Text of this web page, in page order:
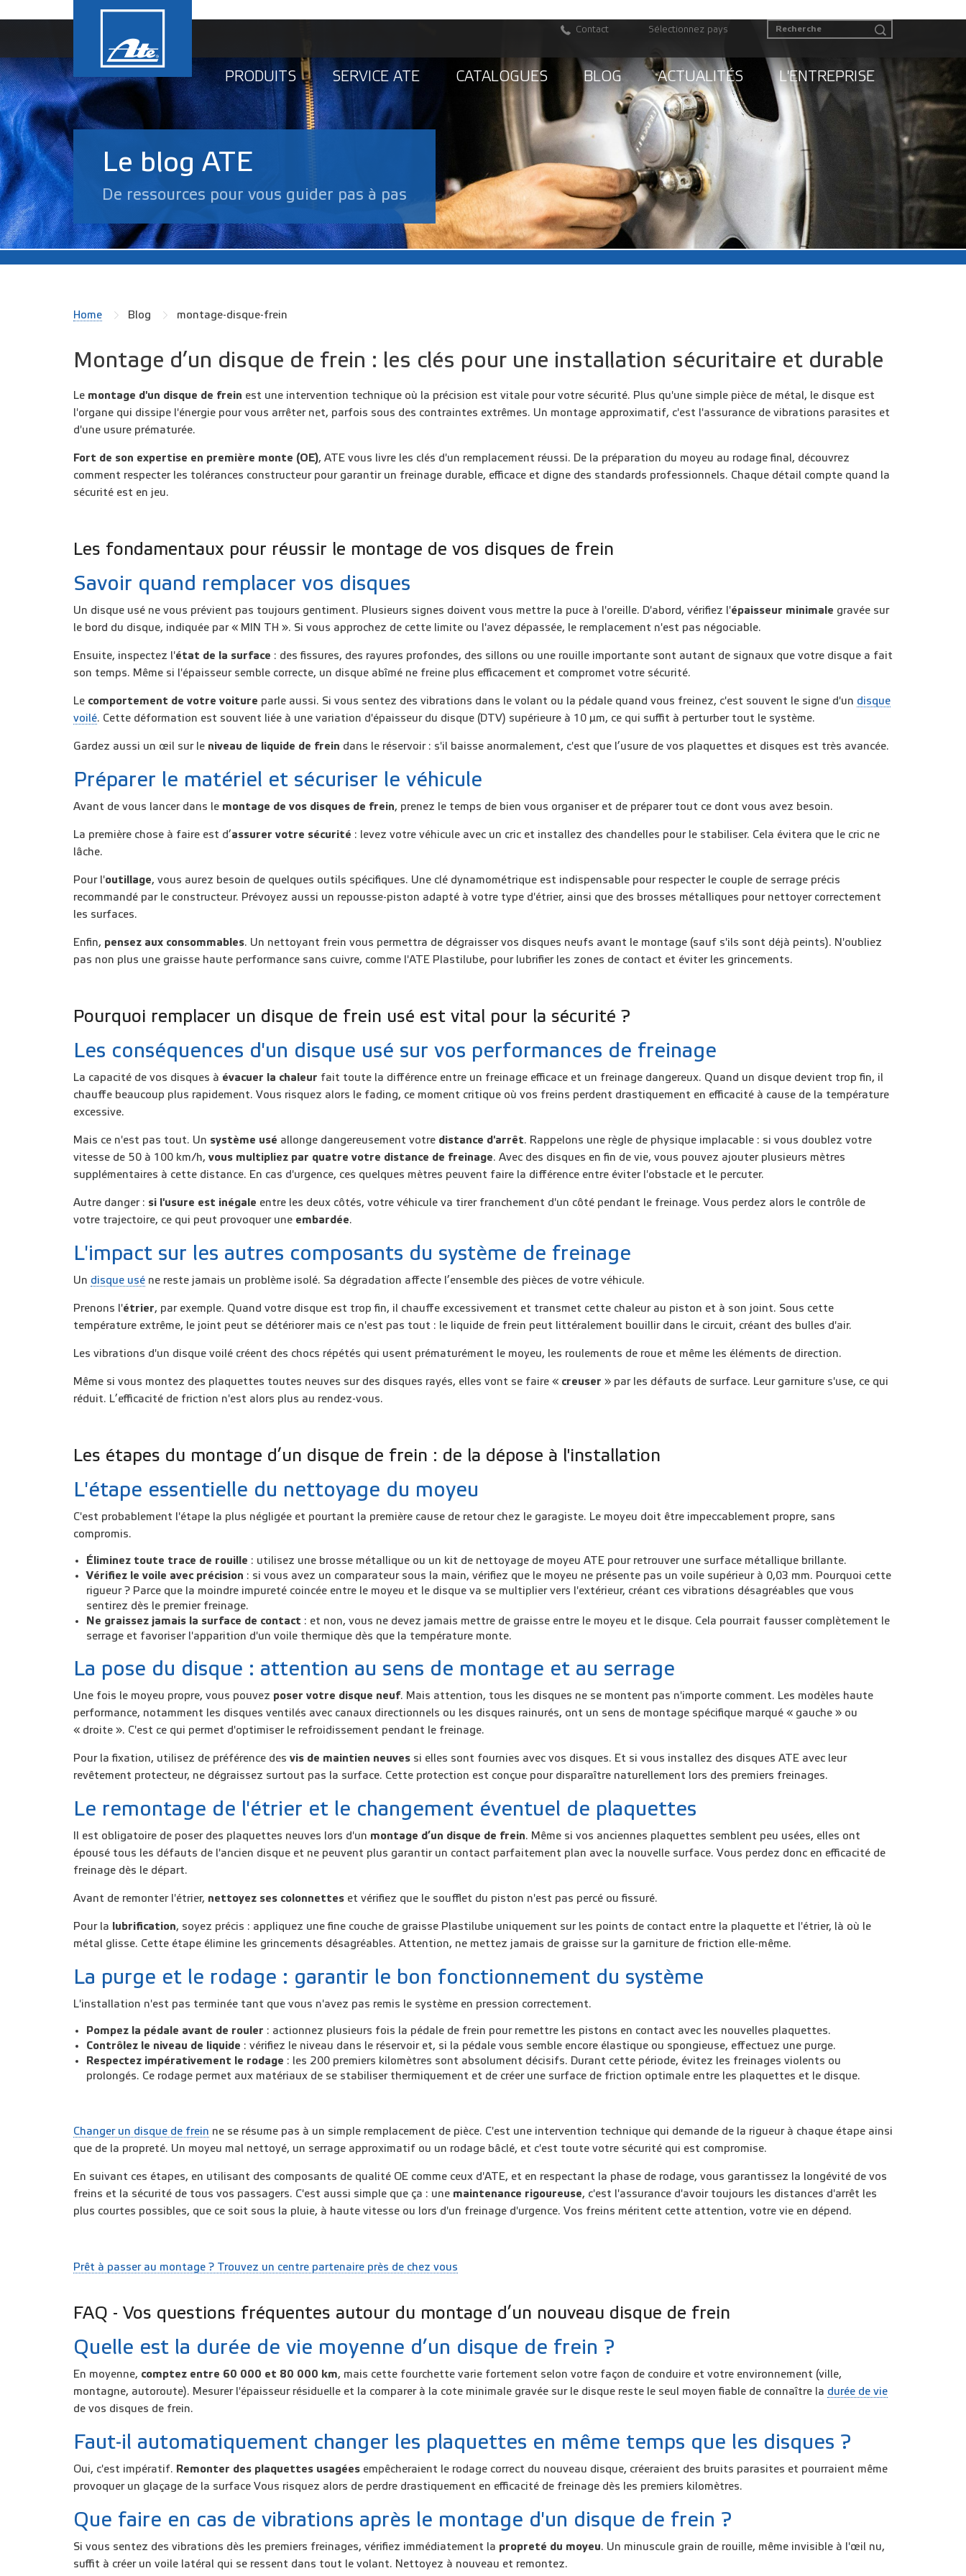
Contact Sélectionnez pays
PRODUITS SERVICE ATE CATALOGUES BLOG ACTUALITÉS L'ENTREPRISE
Le blog ATE
De ressources pour vous guider pas à pas
Home Blog montage-disque-frein
Montage d’un disque de frein : les clés pour une installation sécuritaire et durable
Le montage d'un disque de frein est une intervention technique où la précision est vitale pour votre sécurité. Plus qu'une simple pièce de métal, le disque est
l'organe qui dissipe l'énergie pour vous arrêter net, parfois sous des contraintes extrêmes. Un montage approximatif, c'est l'assurance de vibrations parasites et
d'une usure prématurée.
Fort de son expertise en première monte (OE), ATE vous livre les clés d'un remplacement réussi. De la préparation du moyeu au rodage final, découvrez
comment respecter les tolérances constructeur pour garantir un freinage durable, efficace et digne des standards professionnels. Chaque détail compte quand la
sécurité est en jeu.
Les fondamentaux pour réussir le montage de vos disques de frein
Savoir quand remplacer vos disques
Un disque usé ne vous prévient pas toujours gentiment. Plusieurs signes doivent vous mettre la puce à l'oreille. D'abord, vérifiez l'épaisseur minimale gravée sur
le bord du disque, indiquée par « MIN TH ». Si vous approchez de cette limite ou l'avez dépassée, le remplacement n'est pas négociable.
Ensuite, inspectez l'état de la surface : des fissures, des rayures profondes, des sillons ou une rouille importante sont autant de signaux que votre disque a fait
son temps. Même si l'épaisseur semble correcte, un disque abîmé ne freine plus efficacement et compromet votre sécurité.
Le comportement de votre voiture parle aussi. Si vous sentez des vibrations dans le volant ou la pédale quand vous freinez, c'est souvent le signe d'un disque
voilé. Cette déformation est souvent liée à une variation d'épaisseur du disque (DTV) supérieure à 10 µm, ce qui suffit à perturber tout le système.
Gardez aussi un œil sur le niveau de liquide de frein dans le réservoir : s'il baisse anormalement, c'est que l’usure de vos plaquettes et disques est très avancée.
Préparer le matériel et sécuriser le véhicule
Avant de vous lancer dans le montage de vos disques de frein, prenez le temps de bien vous organiser et de préparer tout ce dont vous avez besoin.
La première chose à faire est d’assurer votre sécurité : levez votre véhicule avec un cric et installez des chandelles pour le stabiliser. Cela évitera que le cric ne
lâche.
Pour l'outillage, vous aurez besoin de quelques outils spécifiques. Une clé dynamométrique est indispensable pour respecter le couple de serrage précis
recommandé par le constructeur. Prévoyez aussi un repousse-piston adapté à votre type d'étrier, ainsi que des brosses métalliques pour nettoyer correctement
les surfaces.
Enfin, pensez aux consommables. Un nettoyant frein vous permettra de dégraisser vos disques neufs avant le montage (sauf s'ils sont déjà peints). N'oubliez
pas non plus une graisse haute performance sans cuivre, comme l'ATE Plastilube, pour lubrifier les zones de contact et éviter les grincements.
Pourquoi remplacer un disque de frein usé est vital pour la sécurité ?
Les conséquences d'un disque usé sur vos performances de freinage
La capacité de vos disques à évacuer la chaleur fait toute la différence entre un freinage efficace et un freinage dangereux. Quand un disque devient trop fin, il
chauffe beaucoup plus rapidement. Vous risquez alors le fading, ce moment critique où vos freins perdent drastiquement en efficacité à cause de la température
excessive.
Mais ce n'est pas tout. Un système usé allonge dangereusement votre distance d'arrêt. Rappelons une règle de physique implacable : si vous doublez votre
vitesse de 50 à 100 km/h, vous multipliez par quatre votre distance de freinage. Avec des disques en fin de vie, vous pouvez ajouter plusieurs mètres
supplémentaires à cette distance. En cas d'urgence, ces quelques mètres peuvent faire la différence entre éviter l'obstacle et le percuter.
Autre danger : si l'usure est inégale entre les deux côtés, votre véhicule va tirer franchement d'un côté pendant le freinage. Vous perdez alors le contrôle de
votre trajectoire, ce qui peut provoquer une embardée.
L'impact sur les autres composants du système de freinage
Un disque usé ne reste jamais un problème isolé. Sa dégradation affecte l’ensemble des pièces de votre véhicule.
Prenons l'étrier, par exemple. Quand votre disque est trop fin, il chauffe excessivement et transmet cette chaleur au piston et à son joint. Sous cette
température extrême, le joint peut se détériorer mais ce n'est pas tout : le liquide de frein peut littéralement bouillir dans le circuit, créant des bulles d'air.
Les vibrations d'un disque voilé créent des chocs répétés qui usent prématurément le moyeu, les roulements de roue et même les éléments de direction.
Même si vous montez des plaquettes toutes neuves sur des disques rayés, elles vont se faire « creuser » par les défauts de surface. Leur garniture s'use, ce qui
réduit. L’efficacité de friction n'est alors plus au rendez-vous.
Les étapes du montage d’un disque de frein : de la dépose à l'installation
L'étape essentielle du nettoyage du moyeu
C'est probablement l'étape la plus négligée et pourtant la première cause de retour chez le garagiste. Le moyeu doit être impeccablement propre, sans
compromis.
Éliminez toute trace de rouille : utilisez une brosse métallique ou un kit de nettoyage de moyeu ATE pour retrouver une surface métallique brillante.
Vérifiez le voile avec précision : si vous avez un comparateur sous la main, vérifiez que le moyeu ne présente pas un voile supérieur à 0,03 mm. Pourquoi cette
rigueur ? Parce que la moindre impureté coincée entre le moyeu et le disque va se multiplier vers l'extérieur, créant ces vibrations désagréables que vous
sentirez dès le premier freinage.
Ne graissez jamais la surface de contact : et non, vous ne devez jamais mettre de graisse entre le moyeu et le disque. Cela pourrait fausser complètement le
serrage et favoriser l'apparition d'un voile thermique dès que la température monte.
La pose du disque : attention au sens de montage et au serrage
Une fois le moyeu propre, vous pouvez poser votre disque neuf. Mais attention, tous les disques ne se montent pas n'importe comment. Les modèles haute
performance, notamment les disques ventilés avec canaux directionnels ou les disques rainurés, ont un sens de montage spécifique marqué « gauche » ou
« droite ». C'est ce qui permet d'optimiser le refroidissement pendant le freinage.
Pour la fixation, utilisez de préférence des vis de maintien neuves si elles sont fournies avec vos disques. Et si vous installez des disques ATE avec leur
revêtement protecteur, ne dégraissez surtout pas la surface. Cette protection est conçue pour disparaître naturellement lors des premiers freinages.
Le remontage de l'étrier et le changement éventuel de plaquettes
Il est obligatoire de poser des plaquettes neuves lors d'un montage d’un disque de frein. Même si vos anciennes plaquettes semblent peu usées, elles ont
épousé tous les défauts de l'ancien disque et ne peuvent plus garantir un contact parfaitement plan avec la nouvelle surface. Vous perdez donc en efficacité de
freinage dès le départ.
Avant de remonter l'étrier, nettoyez ses colonnettes et vérifiez que le soufflet du piston n'est pas percé ou fissuré.
Pour la lubrification, soyez précis : appliquez une fine couche de graisse Plastilube uniquement sur les points de contact entre la plaquette et l'étrier, là où le
métal glisse. Cette étape élimine les grincements désagréables. Attention, ne mettez jamais de graisse sur la garniture de friction elle-même.
La purge et le rodage : garantir le bon fonctionnement du système
L'installation n'est pas terminée tant que vous n'avez pas remis le système en pression correctement.
Pompez la pédale avant de rouler : actionnez plusieurs fois la pédale de frein pour remettre les pistons en contact avec les nouvelles plaquettes.
Contrôlez le niveau de liquide : vérifiez le niveau dans le réservoir et, si la pédale vous semble encore élastique ou spongieuse, effectuez une purge.
Respectez impérativement le rodage : les 200 premiers kilomètres sont absolument décisifs. Durant cette période, évitez les freinages violents ou
prolongés. Ce rodage permet aux matériaux de se stabiliser thermiquement et de créer une surface de friction optimale entre les plaquettes et le disque.
Changer un disque de frein ne se résume pas à un simple remplacement de pièce. C'est une intervention technique qui demande de la rigueur à chaque étape ainsi
que de la propreté. Un moyeu mal nettoyé, un serrage approximatif ou un rodage bâclé, et c'est toute votre sécurité qui est compromise.
En suivant ces étapes, en utilisant des composants de qualité OE comme ceux d'ATE, et en respectant la phase de rodage, vous garantissez la longévité de vos
freins et la sécurité de tous vos passagers. C'est aussi simple que ça : une maintenance rigoureuse, c'est l'assurance d'avoir toujours les distances d'arrêt les
plus courtes possibles, que ce soit sous la pluie, à haute vitesse ou lors d'un freinage d'urgence. Vos freins méritent cette attention, votre vie en dépend.
Prêt à passer au montage ? Trouvez un centre partenaire près de chez vous
FAQ - Vos questions fréquentes autour du montage d’un nouveau disque de frein
Quelle est la durée de vie moyenne d’un disque de frein ?
En moyenne, comptez entre 60 000 et 80 000 km, mais cette fourchette varie fortement selon votre façon de conduire et votre environnement (ville,
montagne, autoroute). Mesurer l'épaisseur résiduelle et la comparer à la cote minimale gravée sur le disque reste le seul moyen fiable de connaître la durée de vie
de vos disques de frein.
Faut-il automatiquement changer les plaquettes en même temps que les disques ?
Oui, c'est impératif. Remonter des plaquettes usagées empêcheraient le rodage correct du nouveau disque, créeraient des bruits parasites et pourraient même
provoquer un glaçage de la surface Vous risquez alors de perdre drastiquement en efficacité de freinage dès les premiers kilomètres.
Que faire en cas de vibrations après le montage d'un disque de frein ?
Si vous sentez des vibrations dès les premiers freinages, vérifiez immédiatement la propreté du moyeu. Un minuscule grain de rouille, même invisible à l'œil nu,
suffit à créer un voile latéral qui se ressent dans tout le volant. Nettoyez à nouveau et remontez.